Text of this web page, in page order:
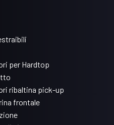
per Hardtop
ribaltina pick-up
frontale